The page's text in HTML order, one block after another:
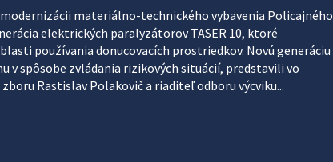
materiálno-technického vybavenia Policajného
elektrických paralyzátorov TASER 10, ktoré
používania donucovacích prostriedkov. Novú generáciu
spôsobe zvládania rizikových situácií, predstavili vo
Rastislav Polakovič a riaditeľ odboru výcviku...